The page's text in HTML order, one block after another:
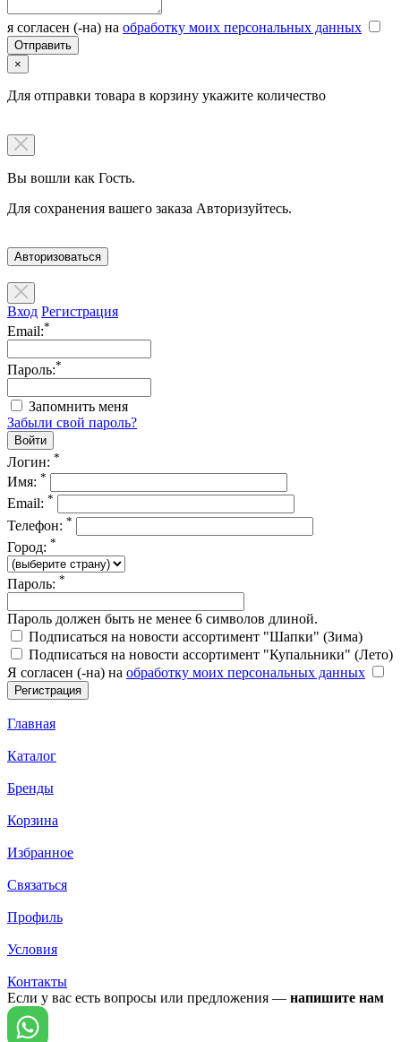
я согласен (-на) на обработку моих персональных данных
×
Для отправки товара в корзину укажите количество
Вы вошли как Гость.
Для сохранения вашего заказа Авторизуйтесь.
Авторизоваться
Вход Регистрация
Email:*
Пароль:*
Запомнить меня
Забыли свой пароль?
Логин: *
Имя: *
Email: *
Телефон: *
Город: *
Пароль: *
Пароль должен быть не менее 6 символов длиной.
Подписаться на новости ассортимент "Шапки" (Зима)
Подписаться на новости ассортимент "Купальники" (Лето)
Я согласен (-на) на обработку моих персональных данных
Главная
Каталог
Бренды
Корзина
Избранное
Связаться
Профиль
Условия
Контакты
Если у вас есть вопросы или предложения — напишите нам